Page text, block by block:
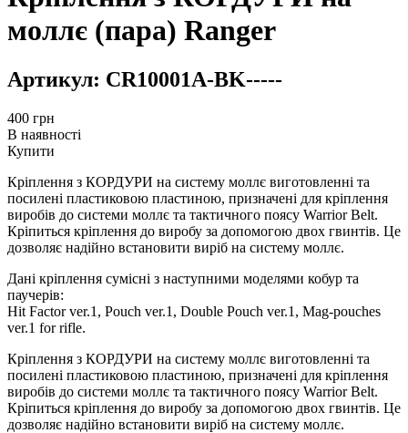
моллє (пара) Ranger
Артикул: CR10001A-BK-----
400 грн
В наявності
Купити
Кріплення з КОРДУРИ на систему моллє виготовленні та
посилені пластиковою пластиною, призначені для кріплення
виробів до системи моллє та тактичного поясу Warrior Belt.
Кріпиться кріплення до виробу за допомогою двох гвинтів. Це
дозволяє надійно встановити виріб на систему моллє.
Дані кріплення сумісні з наступними моделями кобур та
паучерів:
Hit Factor ver.1, Pouch ver.1, Double Pouch ver.1, Mag-pouches
ver.1 for rifle.
Кріплення з КОРДУРИ на систему моллє виготовленні та
посилені пластиковою пластиною, призначені для кріплення
виробів до системи моллє та тактичного поясу Warrior Belt.
Кріпиться кріплення до виробу за допомогою двох гвинтів. Це
дозволяє надійно встановити виріб на систему моллє.